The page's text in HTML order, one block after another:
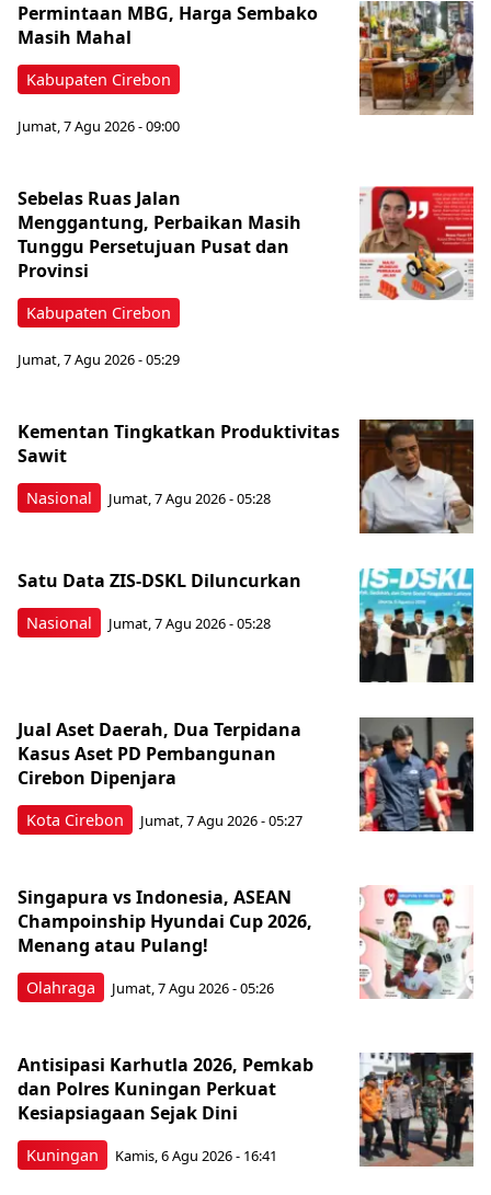
Kabupaten Cirebon
Permintaan MBG, Harga Sembako
Masih Mahal
Jumat, 7 Agu 2026 - 09:00
Kabupaten Cirebon
Sebelas Ruas Jalan
Menggantung, Perbaikan Masih
Tunggu Persetujuan Pusat dan
Provinsi
Jumat, 7 Agu 2026 - 05:29
Nasional
Kementan Tingkatkan Produktivitas
Sawit
Jumat, 7 Agu 2026 - 05:28
Nasional
Satu Data ZIS-DSKL Diluncurkan
Jumat, 7 Agu 2026 - 05:28
Kota Cirebon
Jual Aset Daerah, Dua Terpidana
Kasus Aset PD Pembangunan
Cirebon Dipenjara
Jumat, 7 Agu 2026 - 05:27
Olahraga
Singapura vs Indonesia, ASEAN
Champoinship Hyundai Cup 2026,
Menang atau Pulang!
Jumat, 7 Agu 2026 - 05:26
Kuningan
Antisipasi Karhutla 2026, Pemkab
dan Polres Kuningan Perkuat
Kesiapsiagaan Sejak Dini
Kamis, 6 Agu 2026 - 16:41